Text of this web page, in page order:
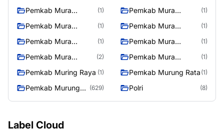
08/2/2025
Pemkab Mura
10/2/2025
(1)
Pemkab Mura
11/2/2025
(1)
Pemkab Mura
12/2/2025
(1)
Pemkab Mura
13/2/2025
(1)
Pemkab Mura
14/2/2025
(1)
Pemkab Mura
17/2/2025
(1)
Pemkab Mura
27/2/2025
(2)
Pemkab Mura
28/2/2025
(1)
Pemkab Muring Raya (1) Pemkab Murung Rata (1)
Pemkab Murung
(629) Polri (8)
Label Cloud